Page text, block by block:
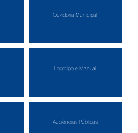
Ouvidoria Municipal
Logotipo e Manual
Audiências Públicas